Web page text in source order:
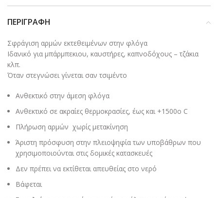
ΠΕΡΙΓΡΑΦΉ
Σφράγιση αρμών εκτεθειμένων στην φλόγα
Ιδανικό για μπάρμπεκιου, καυστήρες, καπνοδόχους – τζάκια
κλπ.
Όταν στεγνώσει γίνεται σαν τσιμέντο
Ανθεκτικό στην άμεση φλόγα
Ανθεκτικό σε ακραίες θερμοκρασίες, έως και +1500ο C
Πλήρωση αρμών χωρίς μετακίνηση
Άριστη πρόσφυση στην πλειοψηφία των υποβάθρων που
χρησιμοποιούνται στις δομικές κατασκευές
Δεν πρέπει να εκτίθεται απευθείας στο νερό
Βάφεται